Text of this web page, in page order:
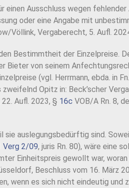
Ausschluss wegen
oder eine Angabe mit
Völlink, Vergaberecht, 5. Aufl.
Bestimmtheit der Einzelpreise.
Bieter von seinem
(vgl. Herrmann, ebda. in
Opitz in: Beck’scher
Aufl. 2023, § 16c VOB/A Rn. 8,
auslegungsbedürftig sind.
Verg 2/09, juris Rn. 80), wäre eine
Einheitspreis gewollt war,
Beschluss vom 16. März
wenn es sich nicht eindeutig und